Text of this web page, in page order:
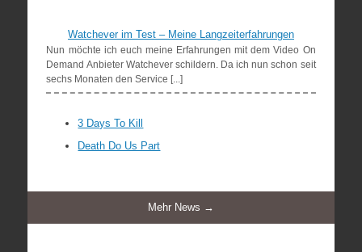
Watchever im Test – Meine Langzeiterfahrungen
Nun möchte ich euch meine Erfahrungen mit dem Video On
Demand Anbieter Watchever schildern. Da ich nun schon seit
sechs Monaten den Service [...]
3 Days To Kill
Death Do Us Part
Mehr News →